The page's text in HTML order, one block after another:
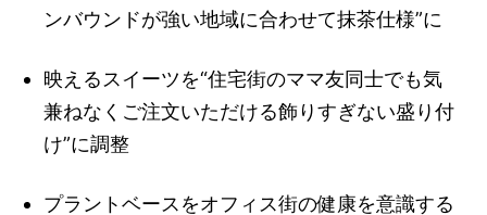
ンバウンドが強い地域に合わせて抹茶仕様”に
映えるスイーツを“住宅街のママ友同士でも気
兼ねなくご注文いただける飾りすぎない盛り付
け”に調整
プラントベースをオフィス街の健康を意識する